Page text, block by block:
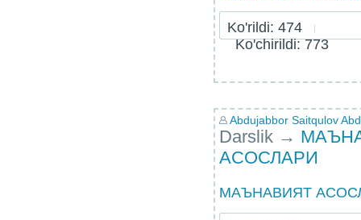
Ko'rildi: 474
Ko'chirildi: 773
Abdujabbor Saitqulov
Darslik →
АСОСЛАРИ
МАЪНАВИЯТ